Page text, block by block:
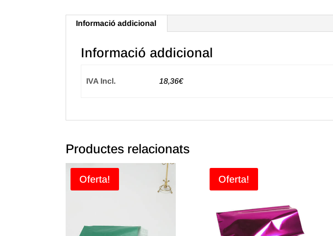
Fucsia
Informació addicional
Informació addicional
IVA Incl. 18,36€
Productes relacionats
Oferta! Oferta!